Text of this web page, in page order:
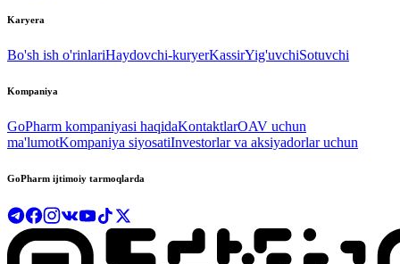
Karyera
Bo'sh ish o'rinlariHaydovchi-kuryerKassirYig'uvchiSotuvchi
Kompaniya
GoPharm kompaniyasi haqidaKontaktlarOAV uchun
ma'lumotKompaniya siyosatiInvestorlar va aksiyadorlar uchun
GoPharm ijtimoiy tarmoqlarda